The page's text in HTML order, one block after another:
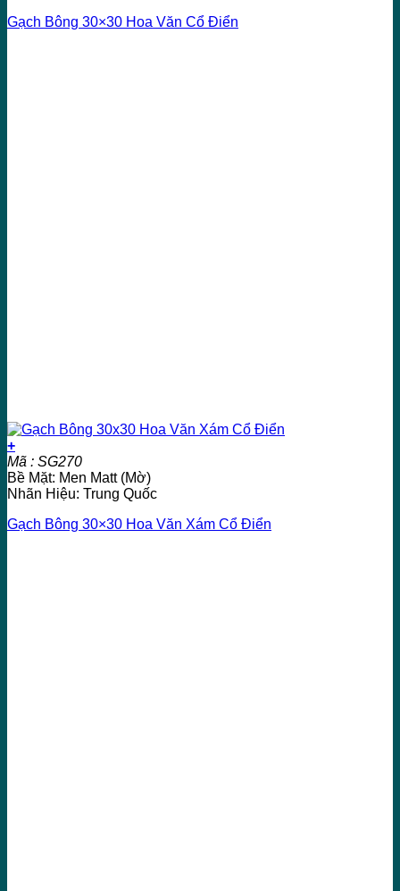
Gạch Bông 30×30 Hoa Văn Cổ Điển
+
Mã : SG270
Bề Mặt: Men Matt (Mờ)
Nhãn Hiệu: Trung Quốc
Gạch Bông 30×30 Hoa Văn Xám Cổ Điển